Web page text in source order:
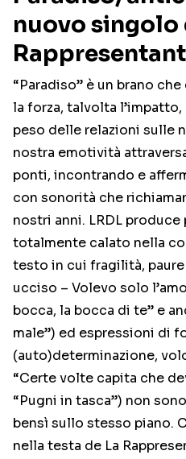
nuovo singolo
“Paradiso” è un brano
la forza, talvolta
peso delle relazioni sulle
nostra emotività
ponti, incontrando e
con sonorità che
nostri anni. LRDL produce
totalmente calato nella
testo in cui fragilità, paure
ucciso – Volevo solo
bocca, la bocca di te” e
male”) ed espressioni di
(auto)determinazione,
“Certe volte capita che
“Pugni in tasca”) non
bensì sullo stesso piano.
nella testa de La